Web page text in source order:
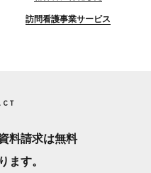
訪問看護事業サービス
料請求は無料
ます。